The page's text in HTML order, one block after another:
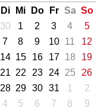
Di Mi Do Fr Sa So
30 1 2 3 4
5
7 8 9 10 11
12
14 15 16 17 18
19
21 22 23 24 25
26
28 29 30 31 1
2
4 5 6 7 8 9